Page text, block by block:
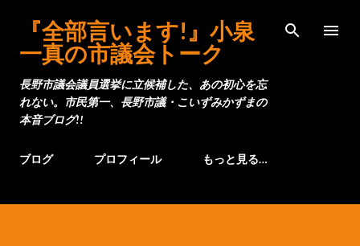
スキップしてメイン コンテンツに移動
『全部言います!』小泉
一真の市議会トーク
長野市議会議員選挙に立候補した、あの初心を忘
れない。市民第一、長野市議・こいずみかずまの
本音ブログ!!
ブログ プロフィール もっと見る…